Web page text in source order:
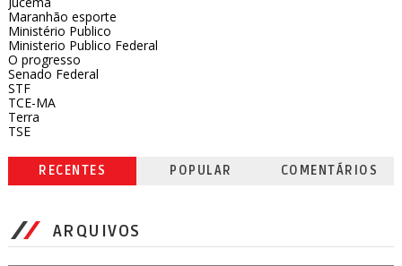
Maranhão esporte
Ministério Publico
Ministerio Publico Federal
O progresso
Senado Federal
STF
TCE-MA
Terra
TSE
RECENTES POPULAR COMENTÁRIOS
ARQUIVOS